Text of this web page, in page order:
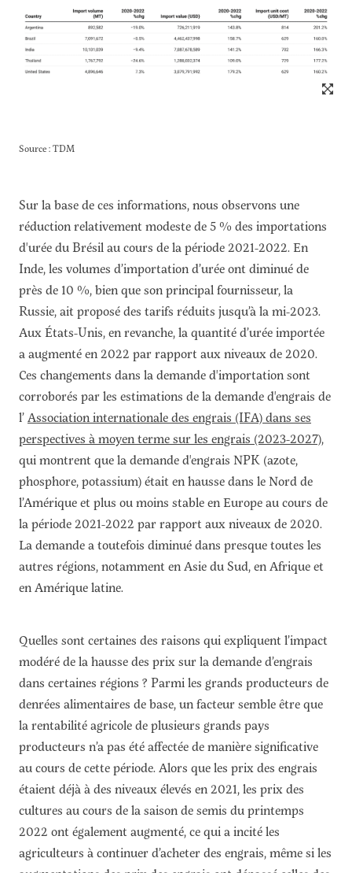
Source : TDM
Sur la base de ces informations, nous observons une
réduction relativement modeste de 5 % des importations
d'urée du Brésil au cours de la période 2021-2022. En
Inde, les volumes d’importation d’urée ont diminué de
près de 10 %, bien que son principal fournisseur, la
Russie, ait proposé des tarifs réduits jusqu’à la mi-2023.
Aux États-Unis, en revanche, la quantité d’urée importée
a augmenté en 2022 par rapport aux niveaux de 2020.
Ces changements dans la demande d'importation sont
corroborés par les estimations de la demande d'engrais de
l’Association internationale des engrais (IFA) dans ses
perspectives à moyen terme sur les engrais (2023-2027),
qui montrent que la demande d'engrais NPK (azote,
phosphore, potassium) était en hausse dans le Nord de
l’Amérique et plus ou moins stable en Europe au cours de
la période 2021-2022 par rapport aux niveaux de 2020.
La demande a toutefois diminué dans presque toutes les
autres régions, notamment en Asie du Sud, en Afrique et
en Amérique latine.
Quelles sont certaines des raisons qui expliquent l’impact
modéré de la hausse des prix sur la demande d’engrais
dans certaines régions ? Parmi les grands producteurs de
denrées alimentaires de base, un facteur semble être que
la rentabilité agricole de plusieurs grands pays
producteurs n’a pas été affectée de manière significative
au cours de cette période. Alors que les prix des engrais
étaient déjà à des niveaux élevés en 2021, les prix des
cultures au cours de la saison de semis du printemps
2022 ont également augmenté, ce qui a incité les
agriculteurs à continuer d’acheter des engrais, même si les